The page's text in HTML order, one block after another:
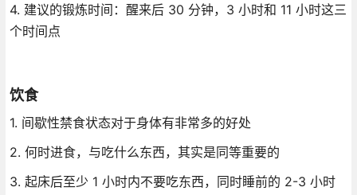
4. 建议的锻炼时间：醒来后 30 分钟，3 小时和 11 小时这三
个时间点
饮食
1. 间歇性禁食状态对于身体有非常多的好处
2. 何时进食，与吃什么东西，其实是同等重要的
3. 起床后至少 1 小时内不要吃东西，同时睡前的 2-3 小时